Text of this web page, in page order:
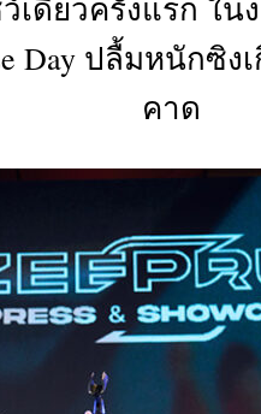
ACTIVITIES
&
ดี่ยวครั้งแรก ในง
Day ปลื้มหนักซิง
คาด